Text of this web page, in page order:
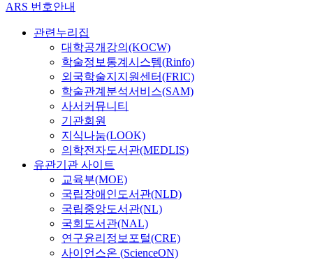
ARS 번호안내
관련누리집
대학공개강의(KOCW)
학술정보통계시스템(Rinfo)
외국학술지지원센터(FRIC)
학술관계분석서비스(SAM)
사서커뮤니티
기관회원
지식나눔(LOOK)
의학전자도서관(MEDLIS)
유관기관 사이트
교육부(MOE)
국립장애인도서관(NLD)
국립중앙도서관(NL)
국회도서관(NAL)
연구윤리정보포털(CRE)
사이언스온 (ScienceON)